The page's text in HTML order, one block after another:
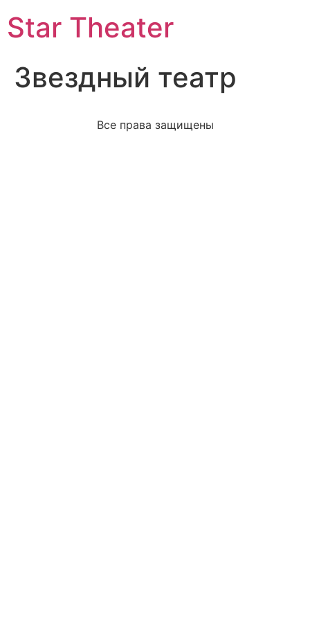
Star Theater
Звездный театр
Все права защищены